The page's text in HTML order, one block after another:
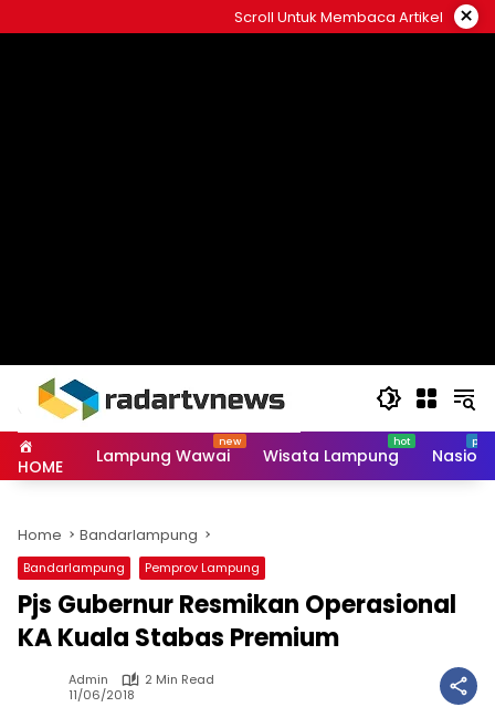
to
Scroll Untuk Membaca Artikel ×
HOME Lampung Wawai Wisata Lampung
Home Bandarlampung
Bandarlampung Pemprov Lampung
Pjs Gubernur Resmikan Operasional
KA Kuala Stabas Premium
Admin
2 Min Read
11/06/2018